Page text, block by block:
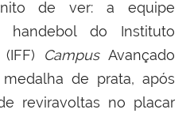
de ver: a equipe
handebol do Instituto
CampusAvançado
de prata, após
reviravoltas no placar